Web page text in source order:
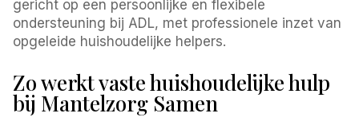
gericht op een persoonlijke en flexibele
ondersteuning bij ADL, met professionele inzet van
opgeleide huishoudelijke helpers.
Zo werkt vaste huishoudelijke hulp
bij Mantelzorg Samen